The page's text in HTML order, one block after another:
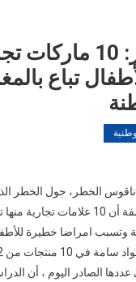
خطير..خطير: 10
تباع
10
الأطفال
الخطر، حول الخطر
حفاظات الاطفال، كاشفة أن 10
امراضا خطيرة
الصادر اليوم ، أن